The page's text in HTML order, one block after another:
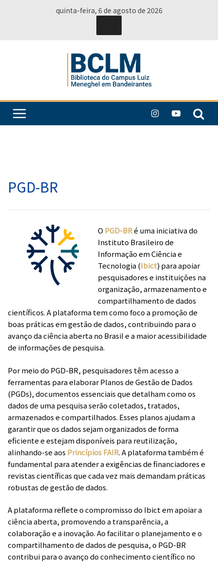
quinta-feira, 6 de agosto de 2026
PGD-BR
O PGD-BRé uma iniciativa do
Instituto Brasileiro de
Informação em Ciência e
Tecnologia (Ibict) para apoiar
pesquisadores e instituições na
organização, armazenamento e
compartilhamento de dados
científicos. A plataforma tem como foco a promoção de
boas práticas em gestão de dados, contribuindo para o
avanço da ciência aberta no Brasil e a maior acessibilidade
de informações de pesquisa.
Por meio do PGD-BR, pesquisadores têm acesso a
ferramentas para elaborar Planos de Gestão de Dados
(PGDs), documentos essenciais que detalham como os
dados de uma pesquisa serão coletados, tratados,
armazenados e compartilhados. Esses planos ajudam a
garantir que os dados sejam organizados de forma
eficiente e estejam disponíveis para reutilização,
alinhando-se aos Princípios FAIR. A plataforma também é
fundamental para atender a exigências de financiadores e
revistas científicas que cada vez mais demandam práticas
robustas de gestão de dados.
A plataforma reflete o compromisso do Ibict em apoiar a
ciência aberta, promovendo a transparência, a
colaboração e a inovação. Ao facilitar o planejamento e o
compartilhamento de dados de pesquisa, o PGD-BR
contribui para o avanço do conhecimento científico no